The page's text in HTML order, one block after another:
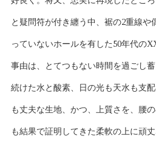
と疑問符が付き纏う中、裾の2重線や
っていないホールを有した50年代の
事由は、とてつもない時間を過ごし
続けた水と酸素、日の光も天水も支
も丈夫な生地、かつ、上質さを、腰
も結果で証明してきた柔軟の上に頑